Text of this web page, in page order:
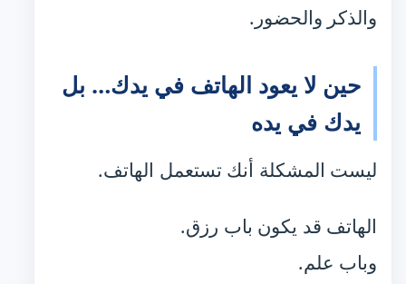
والذكر والحضور.
حين لا يعود الهاتف في يدك… بل
يدك في يده
ليست المشكلة أنك تستعمل الهاتف.
الهاتف قد يكون باب رزق.
وباب علم.